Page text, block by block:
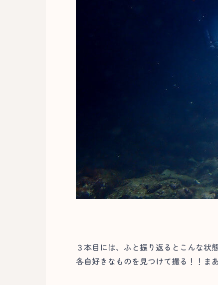
３本目には、ふと振り返るとこんな状
各自好きなものを見つけて撮る！！ま